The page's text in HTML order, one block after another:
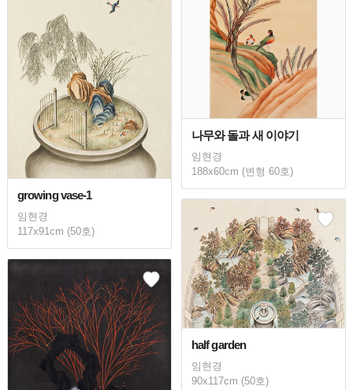
나무와 돌과 새 이야기
임현경
188x60cm (변형 60호)
growing vase-1
임현경
117x91cm (50호)
half garden
임현경
90x117cm (50호)